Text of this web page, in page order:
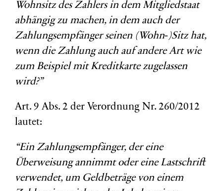
Wohnsitz des Zahlers in dem Mitgliedstaat
abhängig zu machen, in dem auch der
Zahlungsempfänger seinen (Wohn‑)Sitz hat,
wenn die Zahlung auch auf andere Art wie
zum Beispiel mit Kreditkarte zugelassen
wird?”
Art. 9 Abs. 2 der Verordnung Nr. 260/2012
lautet:
“Ein Zahlungsempfänger, der eine
Überweisung annimmt oder eine Lastschrift
verwendet, um Geldbeträge von einem